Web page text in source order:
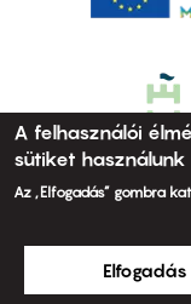
A felhasználói
sütiket használunk
Az „Elfogadás” gombra
Elfogadás